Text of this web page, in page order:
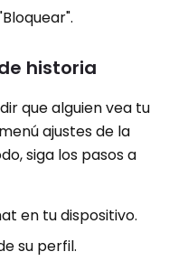
historia
que alguien vea tu
ajustes de la
siga los pasos a
en tu dispositivo.
su perfil.